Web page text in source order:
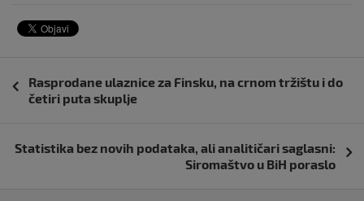
objava
Rasprodane ulaznice za Finsku, na crnom tržištu i do
četiri puta skuplje
Statistika bez novih podataka, ali analitičari saglasni:
Siromaštvo u BiH poraslo